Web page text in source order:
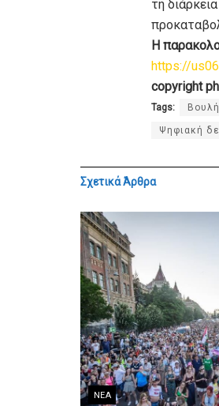
τη
Η
https://
copyright
Tags:
Ψηφιακή
ΣχετικάΆρθρα
ΝΈΑ